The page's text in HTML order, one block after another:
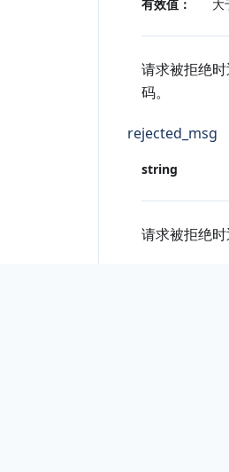
有效值： 大
请求被拒绝
码。
rejected_msg
string
请求被拒绝